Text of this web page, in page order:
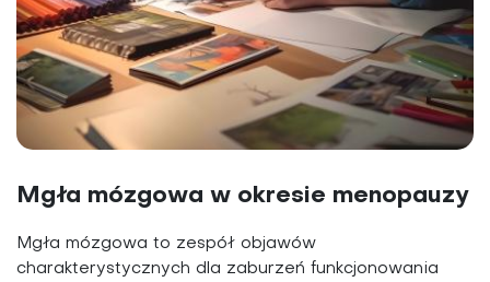
Mgła mózgowa w okresie menopauzy
Mgła mózgowa to zespół objawów
charakterystycznych dla zaburzeń funkcjonowania